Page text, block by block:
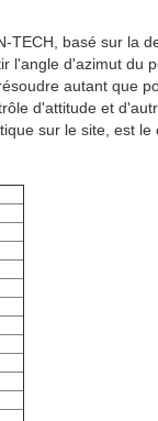
basé sur la
d'azimut du
autant que
d'attitude et
sur le site, est